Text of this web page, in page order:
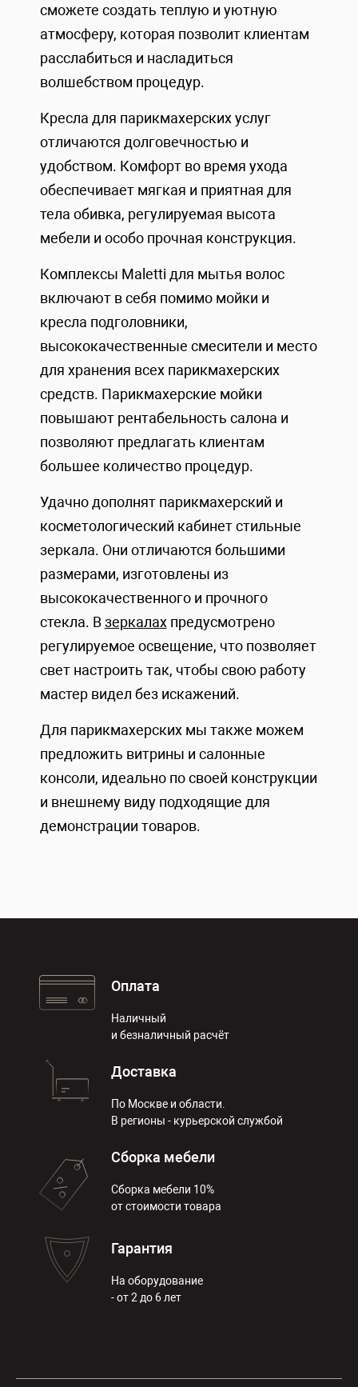
сможете создать теплую и уютную
атмосферу, которая позволит клиентам
расслабиться и насладиться
волшебством процедур.
Кресла для парикмахерских услуг
отличаются долговечностью и
удобством. Комфорт во время ухода
обеспечивает мягкая и приятная для
тела обивка, регулируемая высота
мебели и особо прочная конструкция.
Комплексы Maletti для мытья волос
включают в себя помимо мойки и
кресла подголовники,
высококачественные смесители и место
для хранения всех парикмахерских
средств. Парикмахерские мойки
повышают рентабельность салона и
позволяют предлагать клиентам
большее количество процедур.
Удачно дополнят парикмахерский и
косметологический кабинет стильные
зеркала. Они отличаются большими
размерами, изготовлены из
высококачественного и прочного
стекла. Взеркалахпредусмотрено
регулируемое освещение, что позволяет
свет настроить так, чтобы свою работу
мастер видел без искажений.
Для парикмахерских мы также можем
предложить витрины и салонные
консоли, идеально по своей конструкции
и внешнему виду подходящие для
демонстрации товаров.
Оплата
Наличный
и безналичный расчёт
Доставка
По Москве и области.
В регионы - курьерской службой
Сборка мебели
Сборка мебели 10%
от стоимости товара
Гарантия
На оборудование
- от 2 до 6 лет